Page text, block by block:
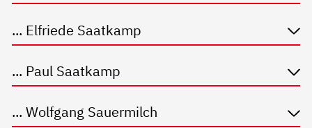
... Elfriede Saatkamp
... Paul Saatkamp
... Wolfgang Sauermilch